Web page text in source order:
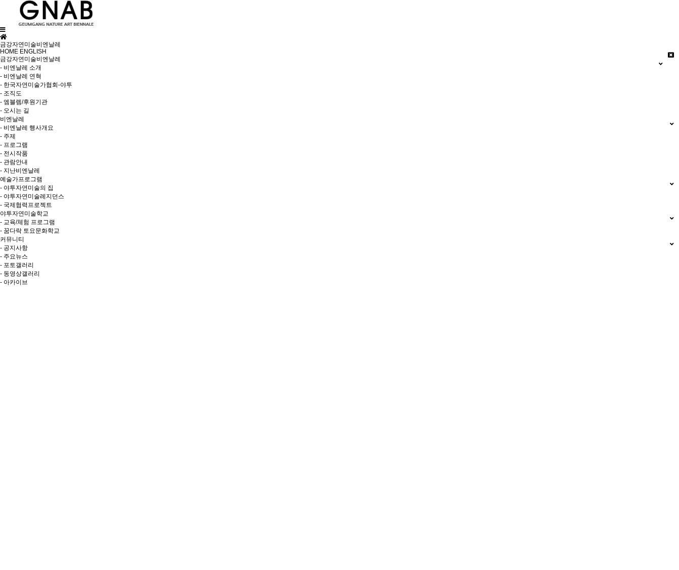
금강자연미술비엔날레
HOME ENGLISH
금강자연미술비엔날레
- 비엔날레 소개
- 비엔날레 연혁
- 한국자연미술가협회-야투
- 조직도
- 엠블렘/후원기관
- 오시는 길
비엔날레
- 비엔날레 행사개요
- 주제
- 프로그램
- 전시작품
- 관람안내
- 지난비엔날레
예술가프로그램
- 야투자연미술의 집
- 야투자연미술레지던스
- 국제협력프로젝트
야투자연미술학교
- 교육/체험 프로그램
- 꿈다락 토요문화학교
커뮤니티
- 공지사항
- 주요뉴스
- 포토갤러리
- 동영상갤러리
- 아카이브